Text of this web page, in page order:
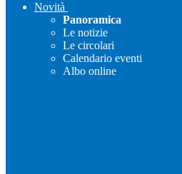
Novità
Panoramica
Le notizie
Le circolari
Calendario eventi
Albo online